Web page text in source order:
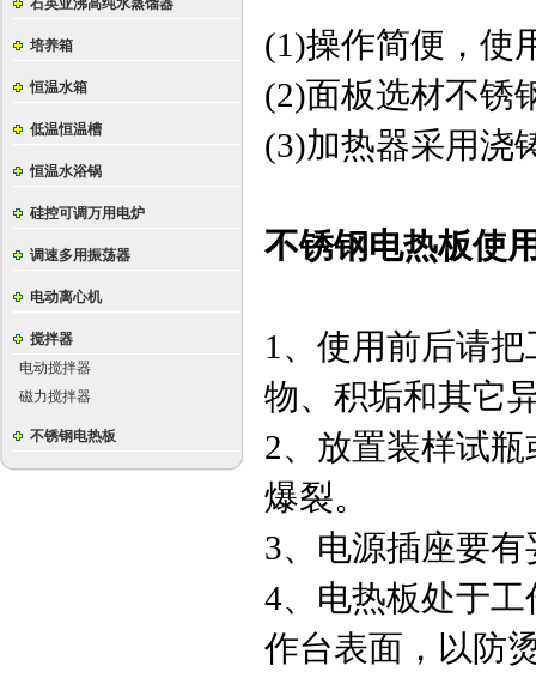
石英亚沸高纯水蒸馏器
培养箱
恒温水箱
低温恒温槽
恒温水浴锅
硅控可调万用电炉
调速多用振荡器
电动离心机
搅拌器
电动搅拌器
磁力搅拌器
不锈钢电热板
(1)操作简便，使
(2)面板选材不锈
(3)加热器采用浇
不锈钢电热板使
1、使用前后请
物、积垢和其它
2、放置装样试
爆裂。
3、电源插座要
4、电热板处于
作台表面，以防